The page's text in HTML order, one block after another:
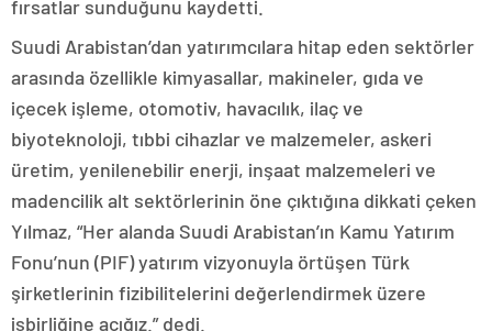
fırsatlar sunduğunu kaydetti.
Suudi Arabistan’dan yatırımcılara hitap eden sektörler
arasında özellikle kimyasallar, makineler, gıda ve
içecek işleme, otomotiv, havacılık, ilaç ve
biyoteknoloji, tıbbi cihazlar ve malzemeler, askeri
üretim, yenilenebilir enerji, inşaat malzemeleri ve
madencilik alt sektörlerinin öne çıktığına dikkati çeken
Yılmaz, “Her alanda Suudi Arabistan’ın Kamu Yatırım
Fonu’nun (PIF) yatırım vizyonuyla örtüşen Türk
şirketlerinin fizibilitelerini değerlendirmek üzere
işbirliğine açığız.” dedi.